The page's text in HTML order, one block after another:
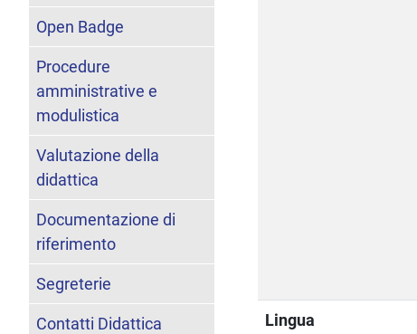
Lingua
Open Badge
Procedure
amministrative e
modulistica
Valutazione della
didattica
Documentazione di
riferimento
Segreterie
Contatti Didattica